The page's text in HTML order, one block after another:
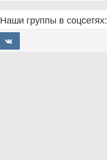
Наши группы в соцсетях: